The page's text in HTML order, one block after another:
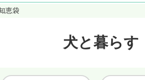
恵袋
犬と暮らす